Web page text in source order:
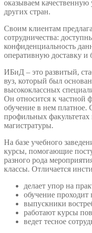
оказываем
других стран.
Своим клиентам
сотрудничества:
конфиденциальность
оперативную доставку и
ИБиД – это развитый,
вуз, который был
высококлассных
Он относится к частной
обучение в нем платное.
профильных
магистратуры.
На базе учебного
курсы, помогающие
разного рода
классы. Отличается
делает упор на
обучение проходит
выпускники
работают курсы
ведет тесное